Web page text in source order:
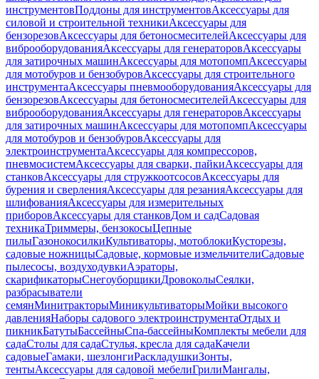
инструментовПоддоны для инструментовАксессуары для
силовой и строительной техникиАксессуары для
бензорезовАксессуары для бетоносмесителейАксессуары для
виброоборудованияАксессуары для генераторовАксессуары
для затирочных машинАксессуары для мотопомпАксессуары
для мотобуров и бензобуровАксессуары для строительного
инструментаАксессуары пневмооборудованияАксессуары для
бензорезовАксессуары для бетоносмесителейАксессуары для
виброоборудованияАксессуары для генераторовАксессуары
для затирочных машинАксессуары для мотопомпАксессуары
для мотобуров и бензобуровАксессуары для
электроинструментаАксессуары для компрессоров,
пневмосистемАксессуары для сварки, пайкиАксессуары для
станковАксессуары для стружкоотсосовАксессуары для
бурения и сверленияАксессуары для резанияАксессуары для
шлифованияАксессуары для измерительных
приборовАксессуары для станковДом и садСадовая
техникаТриммеры, бензокосыЦепные
пилыГазонокосилкиКультиваторы, мотоблокиКусторезы,
садовые ножницыСадовые, кормовые измельчителиСадовые
пылесосы, воздуходувкиАэраторы,
скарификаторыСнегоуборщикиДровоколыСеялки,
разбрасыватели
семянМинитракторыМиникультиваторыМойки высокого
давленияНаборы садового электроинструментаОтдых и
пикникБатутыБассейныСпа-бассейныКомплекты мебели для
садаСтолы для садаСтулья, кресла для садаКачели
садовыеГамаки, шезлонгиРаскладушкиЗонты,
тентыАксессуары для садовой мебелиГрилиМангалы,